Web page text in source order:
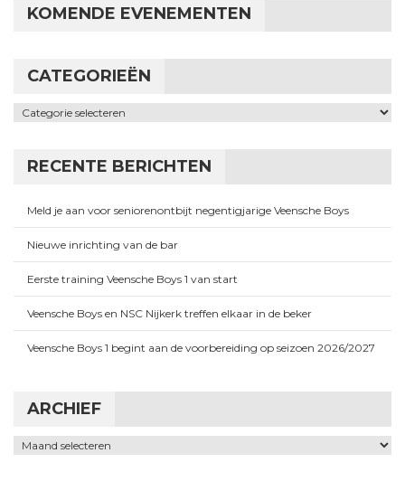
KOMENDE EVENEMENTEN
CATEGORIEËN
Categorieën
RECENTE BERICHTEN
Meld je aan voor seniorenontbijt negentigjarige Veensche Boys
Nieuwe inrichting van de bar
Eerste training Veensche Boys 1 van start
Veensche Boys en NSC Nijkerk treffen elkaar in de beker
Veensche Boys 1 begint aan de voorbereiding op seizoen 2026/2027
ARCHIEF
Archief